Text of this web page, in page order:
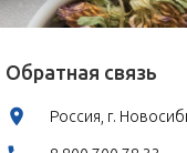
Обратная связь
Россия, г.